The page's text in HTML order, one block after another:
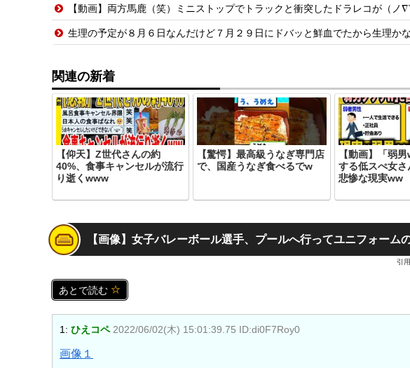
【動画】両方馬鹿（笑）ミニストップでトラックと衝突したドラレコが（ノ∇`
生理の予定が８月６日なんだけど７月２９日にドバッと鮮血でたから生理か
関連の新着
【仰天】Z世代さんの約
40%、食事キャンセルが流行
り逝くwww
【驚愕】最高級うなぎ専門店
で、国産うなぎ食べるでw
【動画】「弱
する低スぺ女
悲惨な現実ww
【画像】女子バレーボール選手、プールへ行ってユニフォーム
引
あとで読む
1: ひえコペ 2022/06/02(木) 15:01:39.75 ID:di0F7Roy0
画像１